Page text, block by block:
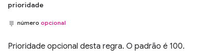
prioridade
número opcional
Prioridade opcional desta regra. O padrão é 100.